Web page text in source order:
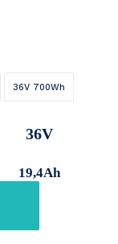
36V 700Wh
36V
19,4Ah